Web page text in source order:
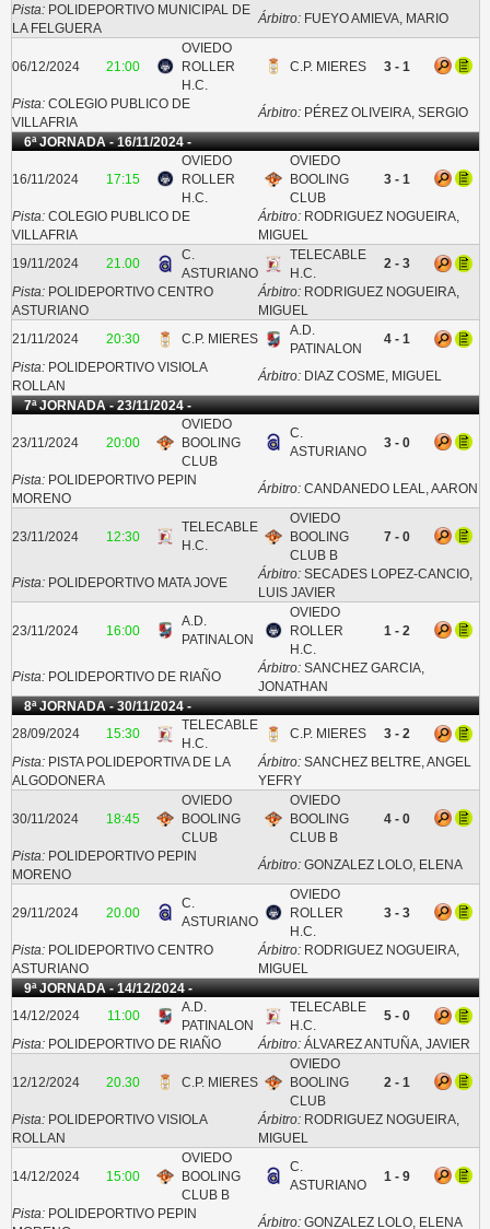
Pista:POLIDEPORTIVO MUNICIPAL DE
LA FELGUERA
Árbitro:FUEYO AMIEVA, MARIO
06/12/2024 21:00
OVIEDO
ROLLER
H.C.
C.P. MIERES 3 - 1
Pista:COLEGIO PUBLICO DE
VILLAFRIA
Árbitro:PÉREZ OLIVEIRA, SERGIO
6ª JORNADA - 16/11/2024 -
16/11/2024 17:15
OVIEDO
ROLLER
H.C.
OVIEDO
BOOLING
CLUB
3 - 1
Pista:COLEGIO PUBLICO DE
VILLAFRIA
Árbitro:RODRIGUEZ NOGUEIRA,
MIGUEL
19/11/2024
21.00
C.
ASTURIANO
TELECABLE
H.C.
2 - 3
Pista:POLIDEPORTIVO CENTRO
ASTURIANO
Árbitro:RODRIGUEZ NOGUEIRA,
MIGUEL
21/11/2024
20:30 C.P. MIERES
A.D.
PATINALON
4 - 1
Pista:POLIDEPORTIVO VISIOLA
ROLLAN
Árbitro:DIAZ COSME, MIGUEL
7ª JORNADA - 23/11/2024 -
23/11/2024 20:00
OVIEDO
BOOLING
CLUB
C.
ASTURIANO
3 - 0
Pista:POLIDEPORTIVO PEPIN
MORENO
Árbitro:CANDANEDO LEAL, AARON
23/11/2024 12:30
TELECABLE
H.C.
OVIEDO
BOOLING
CLUB B
7 - 0
Pista:POLIDEPORTIVO MATA JOVE
Árbitro:SECADES LOPEZ-CANCIO,
LUIS JAVIER
23/11/2024 16:00
A.D.
PATINALON
OVIEDO
ROLLER
H.C.
1 - 2
Pista:POLIDEPORTIVO DE RIAÑO
Árbitro:SANCHEZ GARCIA,
JONATHAN
8ª JORNADA - 30/11/2024 -
28/09/2024
15:30
TELECABLE
H.C.
C.P. MIERES
3 - 2
Pista:PISTA POLIDEPORTIVA DE LA
ALGODONERA
Árbitro:SANCHEZ BELTRE, ANGEL
YEFRY
30/11/2024 18:45
OVIEDO
BOOLING
CLUB
OVIEDO
BOOLING
CLUB B
4 - 0
Pista:POLIDEPORTIVO PEPIN
MORENO
Árbitro:GONZALEZ LOLO, ELENA
29/11/2024 20.00
C.
ASTURIANO
OVIEDO
ROLLER
H.C.
3 - 3
Pista:POLIDEPORTIVO CENTRO
ASTURIANO
Árbitro:RODRIGUEZ NOGUEIRA,
MIGUEL
9ª JORNADA - 14/12/2024 -
14/12/2024
11:00
A.D.
PATINALON
TELECABLE
H.C.
5 - 0
Pista:POLIDEPORTIVO DE RIAÑO Árbitro:ÁLVAREZ ANTUÑA, JAVIER
12/12/2024 20.30 C.P. MIERES
OVIEDO
BOOLING
CLUB
2 - 1
Pista:POLIDEPORTIVO VISIOLA
ROLLAN
Árbitro:RODRIGUEZ NOGUEIRA,
MIGUEL
14/12/2024 15:00
OVIEDO
BOOLING
CLUB B
C.
ASTURIANO
1 - 9
Pista:POLIDEPORTIVO PEPIN
Árbitro:GONZALEZ LOLO, ELENA